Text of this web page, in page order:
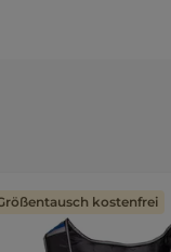
kostenfrei